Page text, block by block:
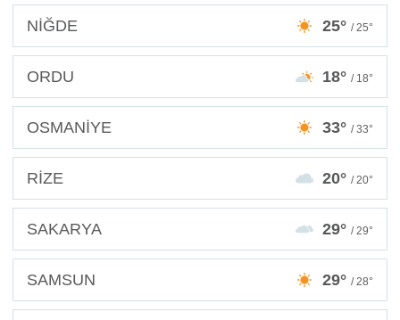
NİĞDE 25° / 25°
ORDU 18° / 18°
OSMANİYE 33° / 33°
RİZE 20° / 20°
SAKARYA 29° / 29°
SAMSUN 29° / 28°